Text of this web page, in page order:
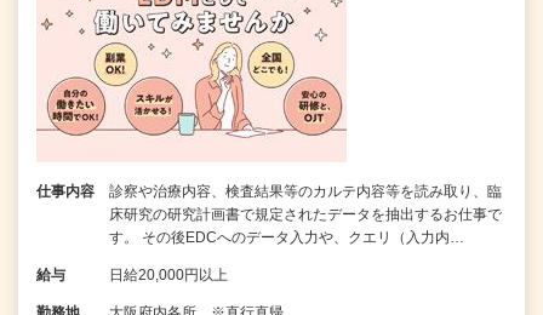
仕事内容
診察や治療内容、検査結果等のカルテ内容等を読み取り、臨
床研究の研究計画書で規定されたデータを抽出するお仕事で
す。 その後EDCへのデータ入力や、クエリ（入力内…
給与 日給20,000円以上